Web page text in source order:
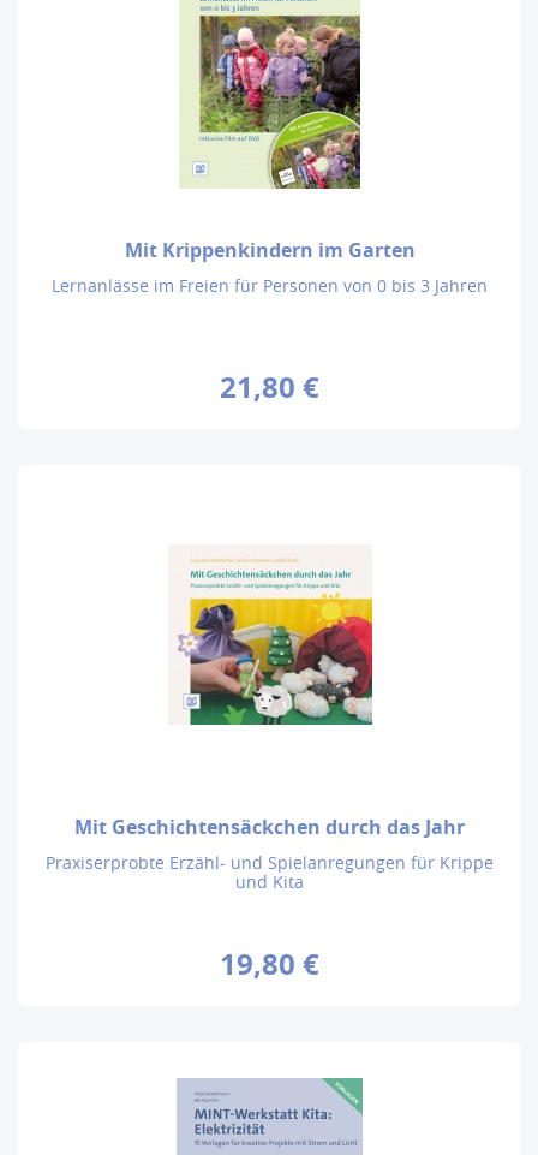
Mit Krippenkindern im Garten
Lernanlässe im Freien für Personen von 0 bis 3 Jahren
21,80 €
Mit Geschichtensäckchen durch das Jahr
Praxiserprobte Erzähl- und Spielanregungen für Krippe
und Kita
19,80 €